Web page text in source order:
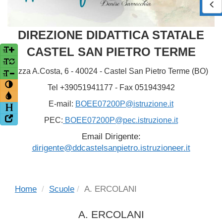
DIREZIONE DIDATTICA STATALE
CASTEL SAN PIETRO TERME
P.zza A.Costa, 6 - 40024 - Castel San Pietro Terme (BO)
Tel +39051941177 - Fax 051943942
E-mail: BOEE07200P@istruzione.it
PEC: BOEE07200P@pec.istruzione.it
Email Dirigente:
dirigente@ddcastelsanpietro.istruzioneer.it
Home Scuole A. ERCOLANI
A. ERCOLANI